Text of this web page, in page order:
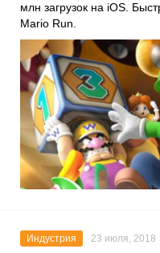
млн загрузок на iOS.
Mario Run.
Индустрия 23 июля, 2018